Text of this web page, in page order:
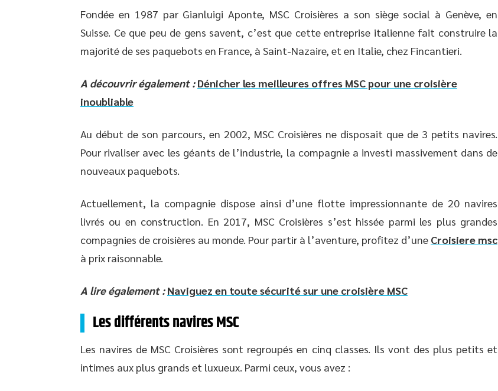
Fondée en 1987 par Gianluigi Aponte, MSC Croisières a son siège social à Genève, en
Suisse. Ce que peu de gens savent, c’est que cette entreprise italienne fait construire la
majorité de ses paquebots en France, à Saint-Nazaire, et en Italie, chez Fincantieri.
A découvrir également : Dénicher les meilleures offres MSC pour une croisière
inoubliable
Au début de son parcours, en 2002, MSC Croisières ne disposait que de 3 petits navires.
Pour rivaliser avec les géants de l’industrie, la compagnie a investi massivement dans de
nouveaux paquebots.
Actuellement, la compagnie dispose ainsi d’une flotte impressionnante de 20 navires
livrés ou en construction. En 2017, MSC Croisières s’est hissée parmi les plus grandes
compagnies de croisières au monde. Pour partir à l’aventure, profitez d’une Croisiere msc
à prix raisonnable.
A lire également : Naviguez en toute sécurité sur une croisière MSC
Les différents navires MSC
Les navires de MSC Croisières sont regroupés en cinq classes. Ils vont des plus petits et
intimes aux plus grands et luxueux. Parmi ceux, vous avez :